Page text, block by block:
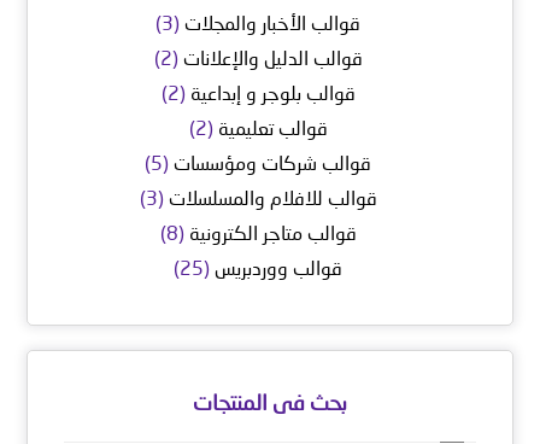
قوالب الأخبار والمجلات (3)
قوالب الدليل والإعلانات (2)
قوالب بلوجر و إبداعية (2)
قوالب تعليمية (2)
قوالب شركات ومؤسسات (5)
قوالب للافلام والمسلسلات (3)
قوالب متاجر الكترونية (8)
قوالب ووردبريس (25)
بحث فى المنتجات